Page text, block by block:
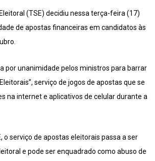
(TSE) decidiu nessa terça-feira (17)
de apostas financeiras em candidatos às
por unanimidade pelos ministros para barrar
serviço de jogos de apostas que se
na internet e aplicativos de celular durante a
o serviço de apostas eleitorais passa a ser
e pode ser enquadrado como abuso de